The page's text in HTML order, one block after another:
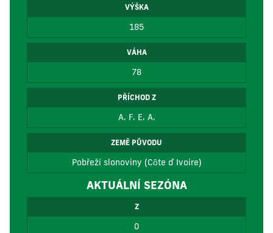
VÝŠKA
185
VÁHA
78
PŘÍCHOD Z
A. F. E. A.
ZEMĚ PŮVODU
Pobřeží slonoviny (Côte ď Ivoire)
AKTUÁLNÍ SEZÓNA
Z
0